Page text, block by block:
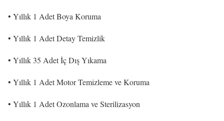
• Yıllık 1 Adet Boya Koruma
• Yıllık 1 Adet Detay Temizlik
• Yıllık 35 Adet İç Dış Yıkama
• Yıllık 1 Adet Motor Temizleme ve Koruma
• Yıllık 1 Adet Ozonlama ve Sterilizasyon